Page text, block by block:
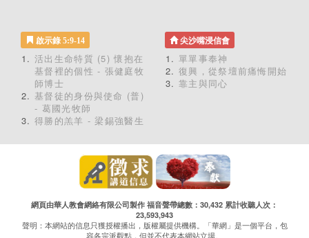
啟示錄 5:9-14
活出生命特質 (5) 懷抱在
基督裡的個性 - 張健庭牧
師博士
基督徒的身份與使命 (普)
- 葛國光牧師
得勝的羔羊 - 梁錫強醫生
尖沙嘴浸信會
單單事奉神
復興，從祭壇前痛悔開始
靠主與同心
網頁由華人教會網絡有限公司製作 福音聲帶總數：30,432 累計收聽人次：
23,593,943
聲明：本網站的信息只獲授權播出，版權屬提供機構。「華網」是一個平台，包
容各宗派觀點，但並不代表本網站立場。